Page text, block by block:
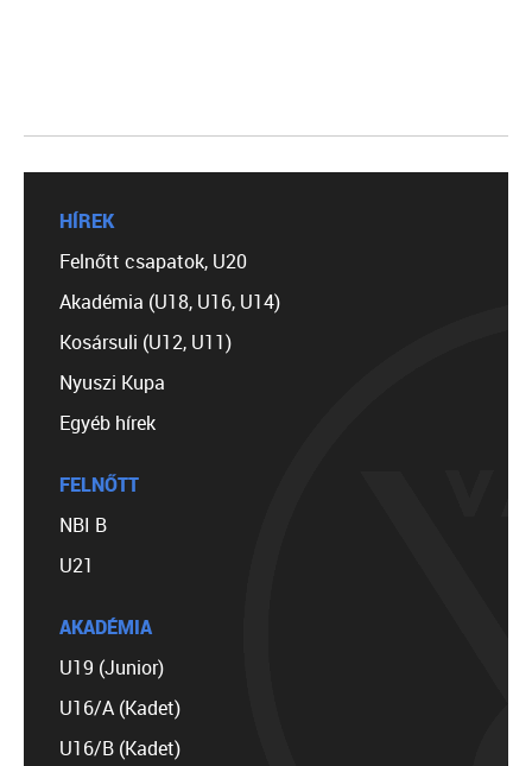
HÍREK
Felnőtt csapatok, U20
Akadémia (U18, U16, U14)
Kosársuli (U12, U11)
Nyuszi Kupa
Egyéb hírek
FELNŐTT
NBI B
U21
AKADÉMIA
U19 (Junior)
U16/A (Kadet)
U16/B (Kadet)